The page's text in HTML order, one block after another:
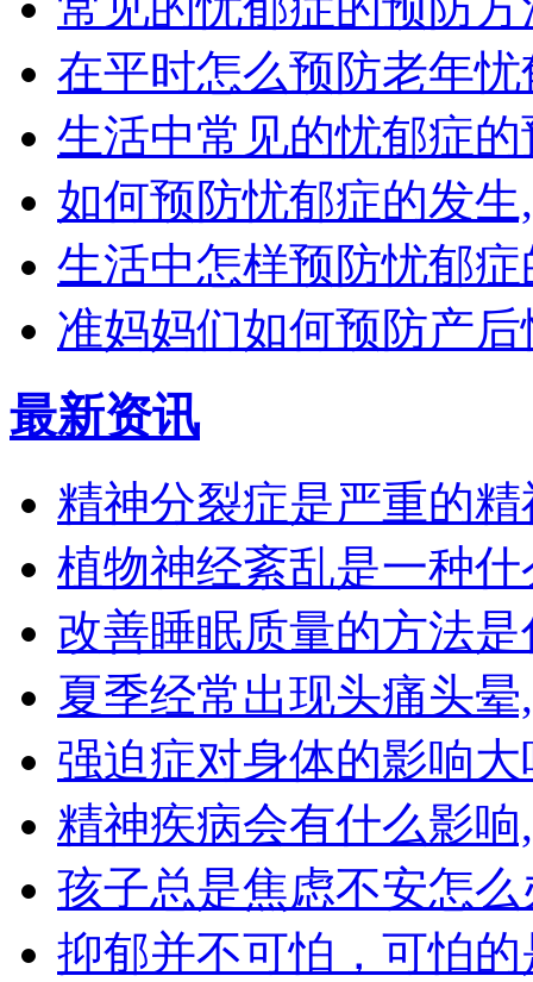
在平时怎么预防老年忧
生活中常见的忧郁症
如何预防忧郁症的发
生活中怎样预防忧郁
准妈妈们如何预防产
最新资讯
精神分裂症是严重的
植物神经紊乱是一种
改善睡眠质量的方法
夏季经常出现头痛头
强迫症对身体的影响
精神疾病会有什么影
孩子总是焦虑不安怎
抑郁并不可怕，可怕